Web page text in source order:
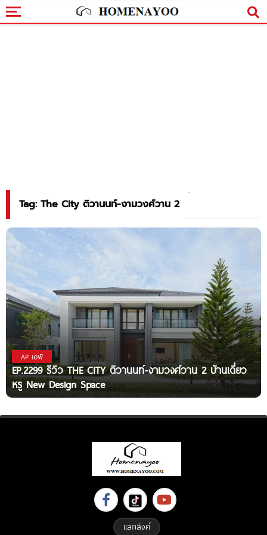
Tag: The City ติวานนท์-งามวงศ์วาน 2
AP เอพี
EP.2299 รีวิว THE CITY ติวานนท์-งามวงศ์วาน 2 บ้านเดี่ยว
หรู New Design Space
แลกลิงค์